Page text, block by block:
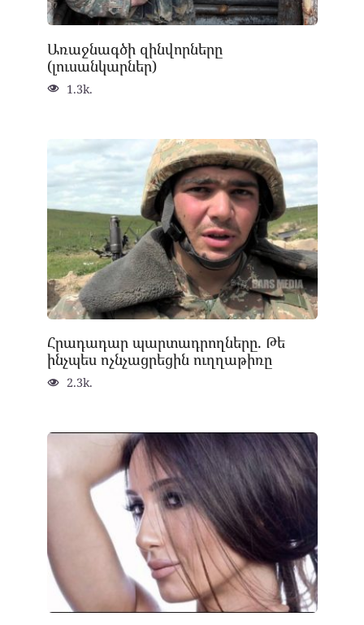
Առաջնագծի զինվորները
(լուսանկարներ)
1.3k.
Հրադադար պարտադրողները. Թե
ինչպես ոչնչացրեցին ուղղաթիռը
2.3k.